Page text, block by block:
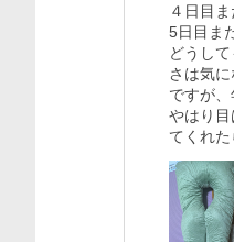
４日目
5日目ま
どうし
さは気
ですが
やはり
てくれた